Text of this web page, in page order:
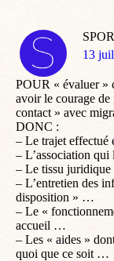
dit
13
POUR « évaluer »
avoir le courage de
contact » avec
DONC :
– Le trajet effectué
– L’association
– Le tissu
– L’entretien des
disposition » …
– Le «
accueil …
– Les « aides »
quoi que ce soit …